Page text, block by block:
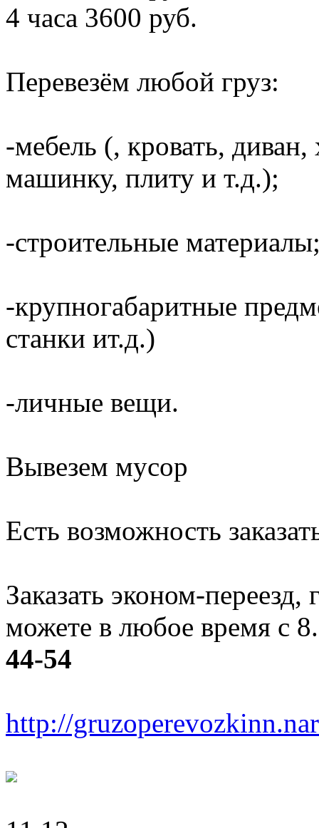
4 часа 3600 руб.
Перевезём любой груз:
-мебель (, кровать,
машинку, плиту и т.д.);
-строительные
-крупногабаритные
станки ит.д.)
-личные вещи.
Вывезем мусор
Есть возможность
Заказать эконом-переезд,
можете в любое время с
44-54
http://